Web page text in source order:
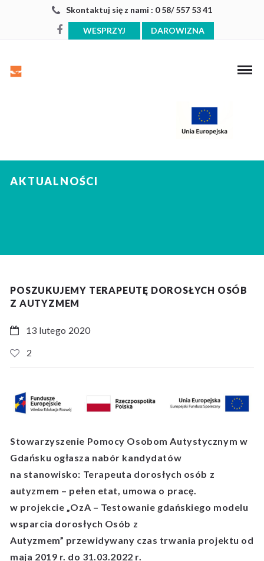
Skontaktuj się z nami : 0 58/ 557 53 41
WESPRZYJ DAROWIZNA
AKTUALNOŚCI
POSZUKUJEMY TERAPEUTĘ DOROSŁYCH OSÓB
Z AUTYZMEM
13 lutego 2020
2
Stowarzyszenie Pomocy Osobom Autystycznym w
Gdańsku ogłasza nabór kandydatów
na stanowisko: Terapeuta dorosłych osób z
autyzmem – pełen etat, umowa o pracę.
w projekcie „OzA – Testowanie gdańskiego modelu
wsparcia dorosłych Osób z
Autyzmem” przewidywany czas trwania projektu od
maja 2019 r. do 31.03.2022 r.